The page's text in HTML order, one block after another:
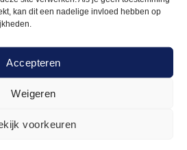
kan dit een nadelige invloed hebben op
Accepteren
Weigeren
voorkeuren